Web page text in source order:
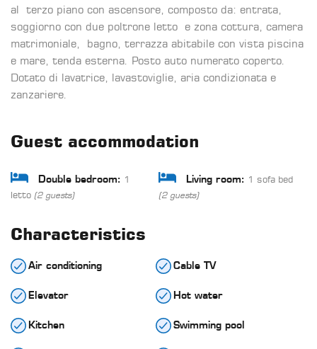
al terzo piano con ascensore, composto da: entrata,
soggiorno con due poltrone letto e zona cottura, camera
matrimoniale, bagno, terrazza abitabile con vista piscina
e mare, tenda esterna. Posto auto numerato coperto.
Dotato di lavatrice, lavastoviglie, aria condizionata e
zanzariere.
Guest accommodation
Double bedroom: 1
letto (2 guests)
Living room: 1 sofa bed
(2 guests)
Characteristics
Air conditioning Cable TV
Elevator Hot water
Kitchen Swimming pool